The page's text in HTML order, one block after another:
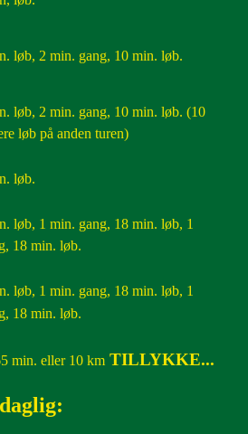
løb, 2 min. gang, 10 min. løb.
løb, 2 min. gang, 10 min. løb. (10
løb på anden turen)
løb.
løb, 1 min. gang, 18 min. løb, 1
18 min. løb.
løb, 1 min. gang, 18 min. løb, 1
18 min. løb.
min. eller 10 km TILLYKKE...